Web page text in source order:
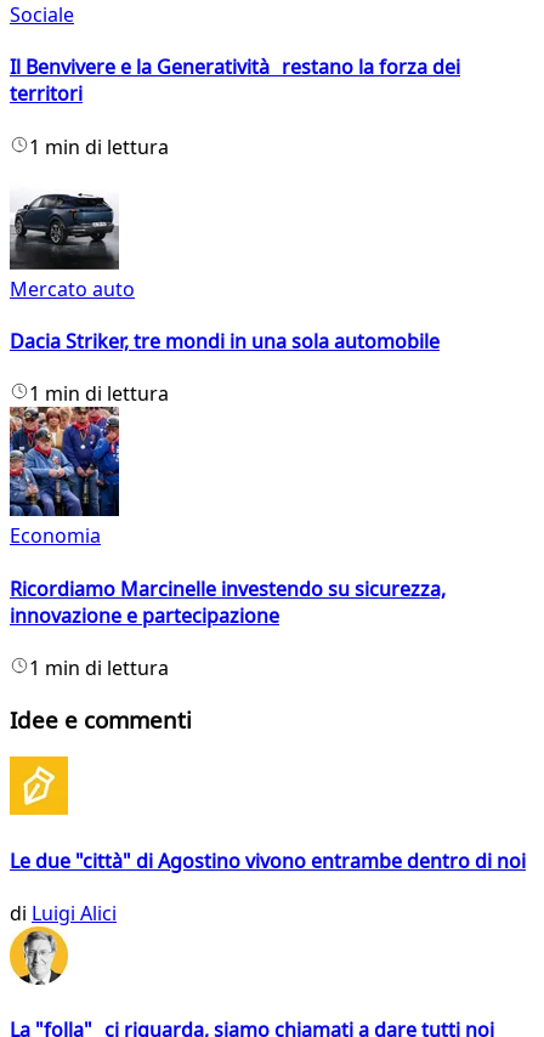
Sociale
Il Benvivere e la Generatività restano la forza dei
territori
1 min di lettura
Mercato auto
Dacia Striker, tre mondi in una sola automobile
1 min di lettura
Economia
Ricordiamo Marcinelle investendo su sicurezza,
innovazione e partecipazione
1 min di lettura
Idee e commenti
Le due "città" di Agostino vivono entrambe dentro di noi
di Luigi Alici
La "folla" ci riguarda, siamo chiamati a dare tutti noi